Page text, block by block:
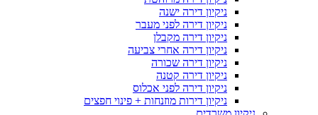
ניקיון דירה ישנה
ניקיון דירה לפני מעבר
ניקיון דירה מקבלן
ניקיון דירה אחרי צביעה
ניקיון דירה שכורה
ניקיון דירה קטנה
ניקיון דירה לפני אכלוס
ניקיון דירות מוזנחות + פינוי חפצים